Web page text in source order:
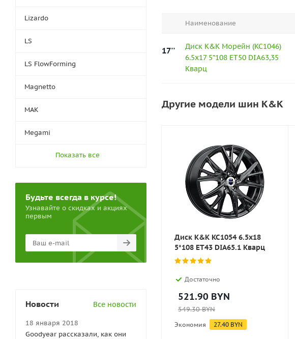
Наименование
17''
Диск K&K Морейн (KC1046)
6.5x17 5*108 ET50 DIA63,35
Кварц
Другие модели шин K&K
Диск K&K KC1054 6.5x18
5*108 ET43 DIA65.1 Кварц
Достаточно
521.90 BYN
549.30BYN
Экономия 27.40 BYN
Lizardo
LS
LS FlowForming
Magnetto
MAK
Megami
Показать все
Будьте всегда в курсе!
Узнавайте о скидках и акциях
первым
Новости Все новости
18 января 2018
Goodyear рассказали, как они